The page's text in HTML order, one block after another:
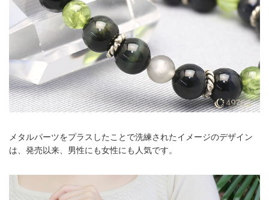
メタルパーツをプラスしたことで洗練されたイメージのデザイン
は、発売以来、男性にも女性にも人気です。